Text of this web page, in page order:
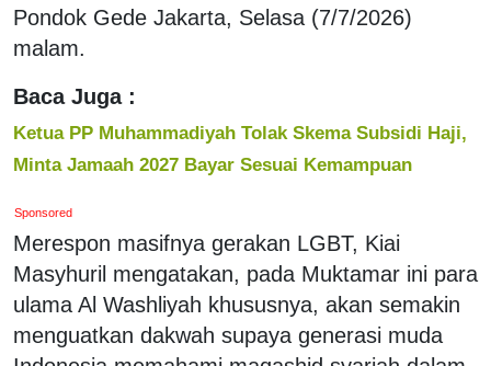
Pondok Gede Jakarta, Selasa (7/7/2026)
malam.
Baca Juga :
Ketua PP Muhammadiyah Tolak Skema Subsidi Haji,
Minta Jamaah 2027 Bayar Sesuai Kemampuan
Sponsored
Merespon masifnya gerakan LGBT, Kiai
Masyhuril mengatakan, pada Muktamar ini para
ulama Al Washliyah khususnya, akan semakin
menguatkan dakwah supaya generasi muda